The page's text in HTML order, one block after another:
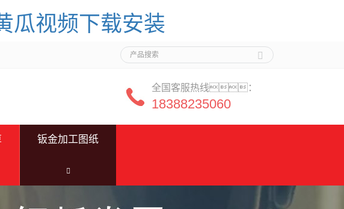
瓜视频下载安装
全国客服热线：
18388235060
钣金加工图纸